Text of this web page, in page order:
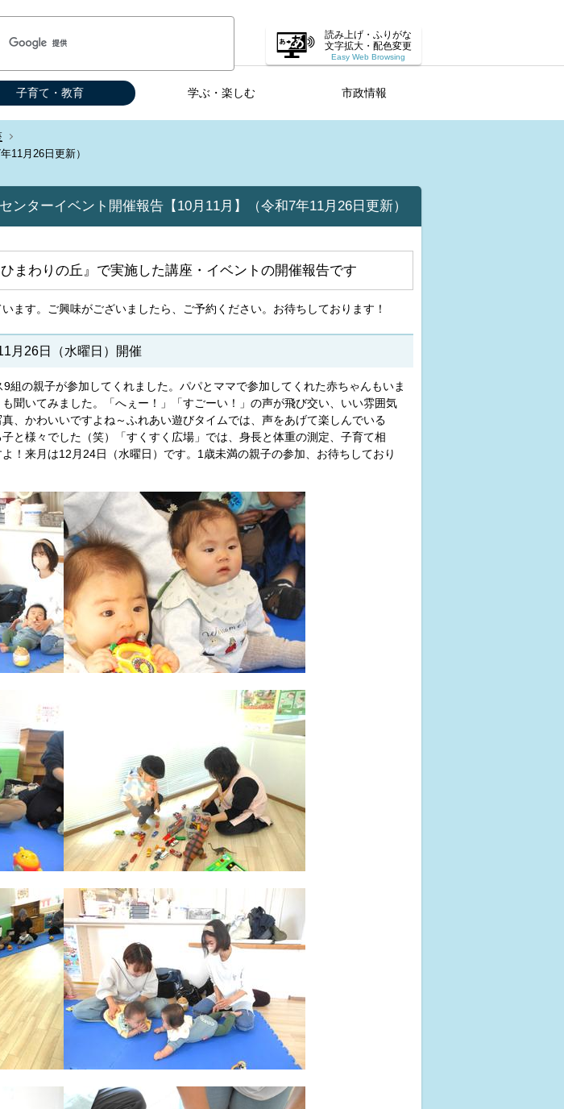
読み上げ・ふりがな
文字拡大・配色変更
Easy Web Browsing
子育て・教育 学ぶ・楽しむ 市政情報
11月26日更新）
ターイベント開催報告【10月11月】（令和7年11月26日更新）
まわりの丘』で実施した講座・イベントの開催報告です
ます。ご興味がございましたら、ご予約ください。お待ちしております！
月26日（水曜日）開催
組の親子が参加してくれました。パパとママで参加してくれた赤ちゃんもいま
聞いてみました。「へぇー！」「すごーい！」の声が飛び交い、いい雰囲気
、かわいいですよね～ふれあい遊びタイムでは、声をあげて楽しんでいる
と様々でした（笑）「すくすく広場」では、身長と体重の測定、子育て相
！来月は12月24日（水曜日）です。1歳未満の親子の参加、お待ちしており